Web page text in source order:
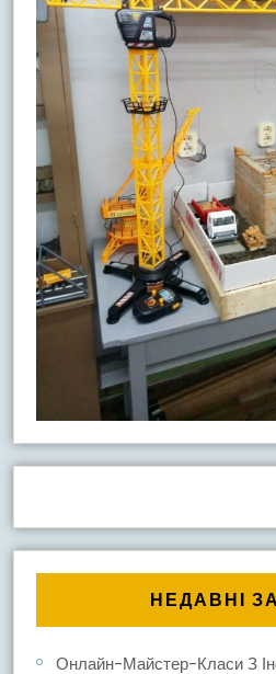
НЕДАВНІ
Онлайн-Майстер-Класи З